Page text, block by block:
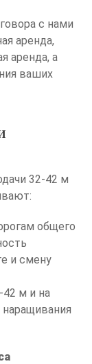
с нами
аренда,
аренда, а
ваших
32-42 м
общего
и смену
42 м и на